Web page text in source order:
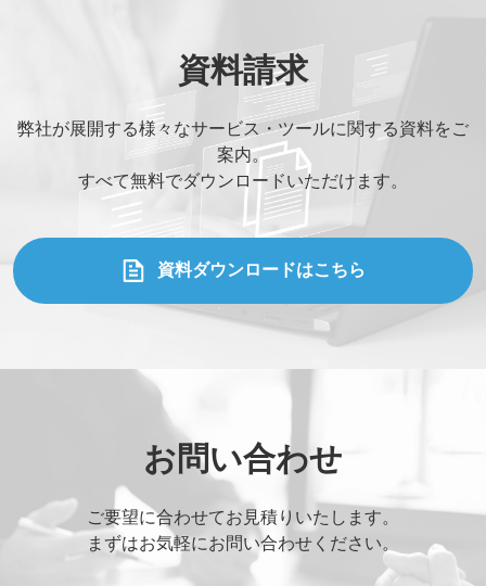
資料請求
弊社が展開する様々なサービス・ツールに関する資料をご
案内。
すべて無料でダウンロードいただけます。
資料ダウンロードはこちら
お問い合わせ
ご要望に合わせてお見積りいたします。
まずはお気軽にお問い合わせください。